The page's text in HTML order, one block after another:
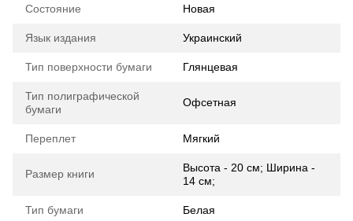
Состояние Новая
Язык издания Украинский
Тип поверхности бумаги Глянцевая
Тип полиграфической
бумаги
Офсетная
Переплет Мягкий
Размер книги
Высота - 20 см; Ширина -
14 см;
Тип бумаги Белая